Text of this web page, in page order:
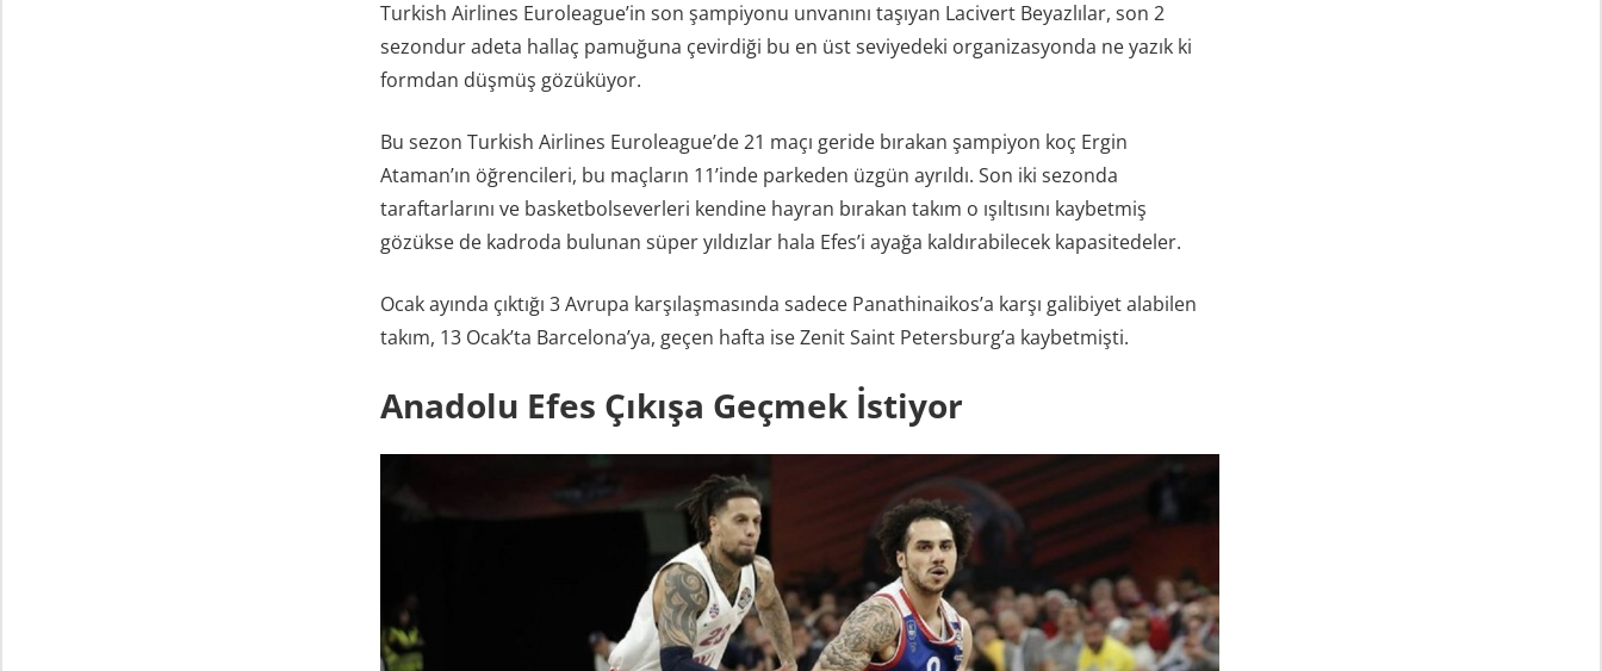
Turkish Airlines Euroleague’in son şampiyonu unvanını taşıyan Lacivert Beyazlılar, son 2
sezondur adeta hallaç pamuğuna çevirdiği bu en üst seviyedeki organizasyonda ne yazık ki
formdan düşmüş gözüküyor.
Bu sezon Turkish Airlines Euroleague’de 21 maçı geride bırakan şampiyon koç Ergin
Ataman’ın öğrencileri, bu maçların 11’inde parkeden üzgün ayrıldı. Son iki sezonda
taraftarlarını ve basketbolseverleri kendine hayran bırakan takım o ışıltısını kaybetmiş
gözükse de kadroda bulunan süper yıldızlar hala Efes’i ayağa kaldırabilecek kapasitedeler.
Ocak ayında çıktığı 3 Avrupa karşılaşmasında sadece Panathinaikos’a karşı galibiyet alabilen
takım, 13 Ocak’ta Barcelona’ya, geçen hafta ise Zenit Saint Petersburg’a kaybetmişti.
Anadolu Efes Çıkışa Geçmek İstiyor